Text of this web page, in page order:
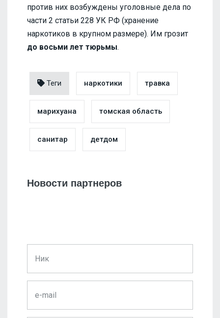
против них возбуждены уголовные дела по
части 2 статьи 228 УК РФ (хранение
наркотиков в крупном размере). Им грозит
до восьми лет тюрьмы.
Теги наркотики травка
марихуана томская область
санитар детдом
Новости партнеров